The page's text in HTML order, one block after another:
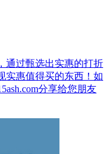
通过甄选出实惠的打折
实惠值得买的东西！如
分享给您朋友